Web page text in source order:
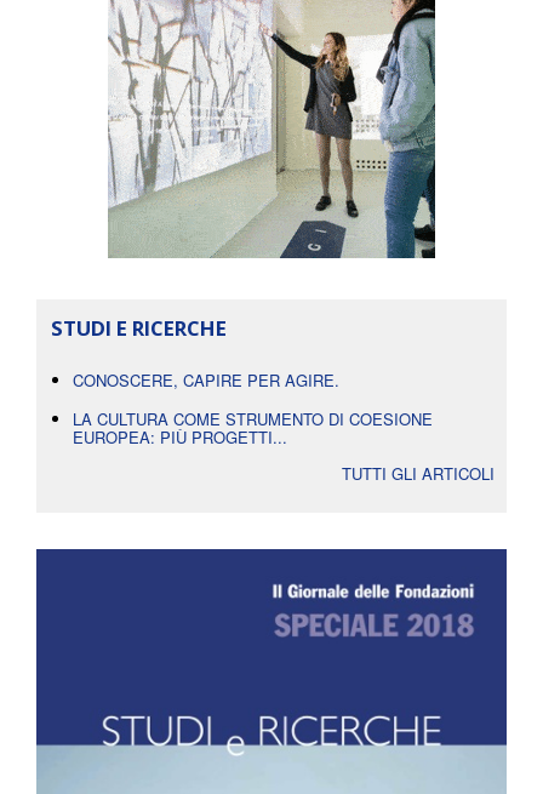
STUDI E RICERCHE
CONOSCERE, CAPIRE PER AGIRE.
LA CULTURA COME STRUMENTO DI COESIONE
EUROPEA: PIÙ PROGETTI...
TUTTI GLI ARTICOLI